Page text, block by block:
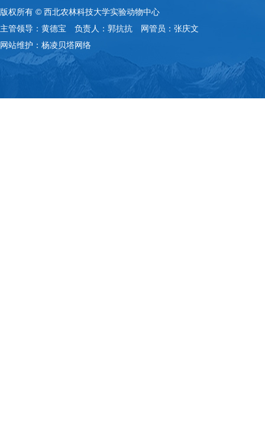
版权所有 © 西北农林科技大学实验动物中心
主管领导：黄德宝 负责人：郭抗抗 网管员：张庆文
网站维护：杨凌贝塔网络